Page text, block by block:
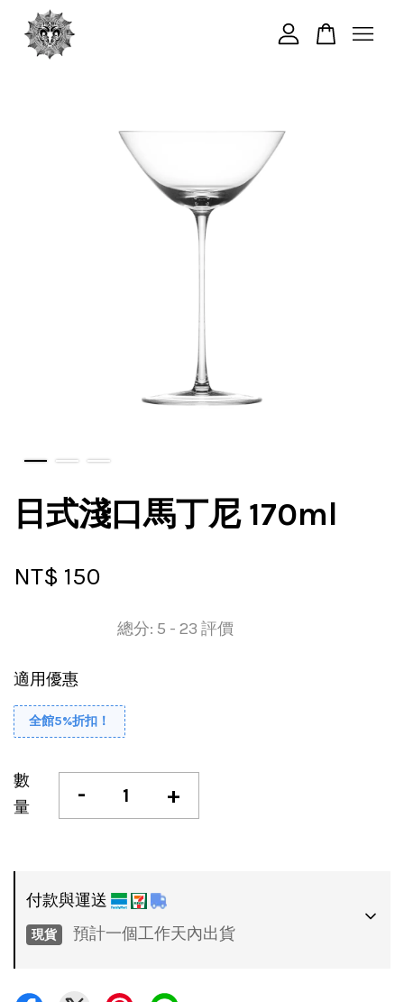
日式淺口馬丁尼 170ml
NT$ 150
總分: 5 - 23 評價
適用優惠
全館5%折扣！
數
量
- +
付款與運送
現貨 預計一個工作天內出貨